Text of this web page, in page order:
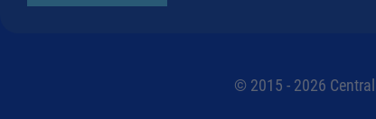
© 2015 - 2026